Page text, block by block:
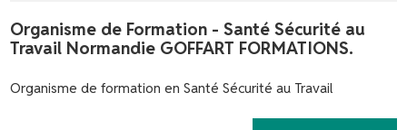
Organisme de Formation - Santé Sécurité au
Travail Normandie GOFFART FORMATIONS.
Organisme de formation en Santé Sécurité au Travail